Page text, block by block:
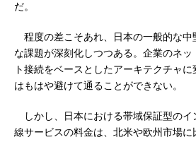
だ。
程度の差こそあれ、日本の一般的な中
な課題が深刻化しつつある。企業のネ
ト接続をベースとしたアーキテクチャ
はもはや避けて通ることができない。
しかし、日本における帯域保証型のイ
線サービスの料金は、北米や欧州市場に